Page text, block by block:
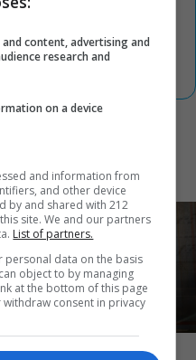
την αντίληψη για
ΠΡΟΣΩΠΑ
content, advertising and
research and
on a device
and information from
and other device
by and shared with 212
site. We and our partners
List of partners.
personal data on the basis
object to by managing
at the bottom of this page
consent in privacy